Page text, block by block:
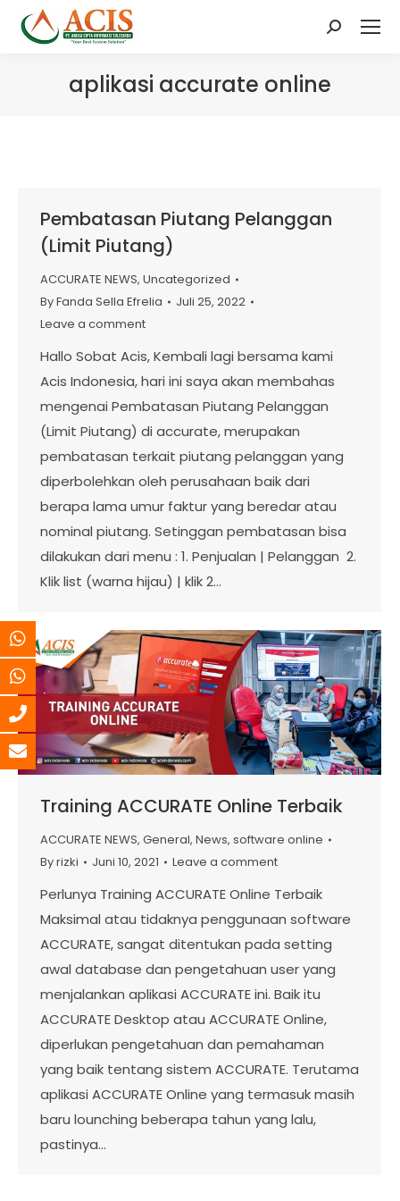
Search:
aplikasi accurate online
Pembatasan Piutang Pelanggan
(Limit Piutang)
ACCURATE NEWS, Uncategorized
ByFanda Sella Efrelia
Juli 25, 2022
Leave a comment
Hallo Sobat Acis, Kembali lagi bersama kami
Acis Indonesia, hari ini saya akan membahas
mengenai Pembatasan Piutang Pelanggan
(Limit Piutang) di accurate, merupakan
pembatasan terkait piutang pelanggan yang
diperbolehkan oleh perusahaan baik dari
berapa lama umur faktur yang beredar atau
nominal piutang. Setinggan pembatasan bisa
dilakukan dari menu : 1. Penjualan | Pelanggan 2.
Klik list (warna hijau) | klik 2…
Training ACCURATE Online Terbaik
ACCURATE NEWS, General, News, software online
Byrizki Juni 10, 2021 Leave a comment
Perlunya Training ACCURATE Online Terbaik
Maksimal atau tidaknya penggunaan software
ACCURATE, sangat ditentukan pada setting
awal database dan pengetahuan user yang
menjalankan aplikasi ACCURATE ini. Baik itu
ACCURATE Desktop atau ACCURATE Online,
diperlukan pengetahuan dan pemahaman
yang baik tentang sistem ACCURATE. Terutama
aplikasi ACCURATE Online yang termasuk masih
baru lounching beberapa tahun yang lalu,
pastinya…